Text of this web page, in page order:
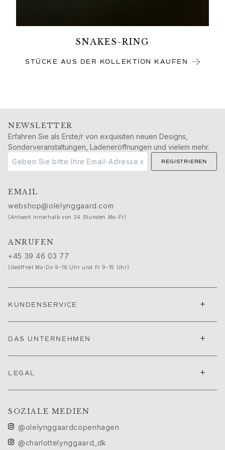
SNAKES-RING
STÜCKE AUS DER KOLLEKTION KAUFEN
NEWSLETTER
Erfahren Sie als Erste/r von exquisiten neuen Designs,
Sonderveranstaltungen, Ladeneröffnungen und vielem mehr.
REGISTRIEREN
EMAIL
webshop@olelynggaard.com
(Antwort innerhalb von 24 Stunden Mo-Fr)
ANRUFEN
+45 39 46 03 77
(Geöffnet Mo-Do 9-16 Uhr und Fr 9-15 Uhr)
KUNDENSERVICE +
DAS UNTERNEHMEN +
LEGAL +
SOZIALE MEDIEN
@olelynggaardcopenhagen
@charlottelynggaard_dk